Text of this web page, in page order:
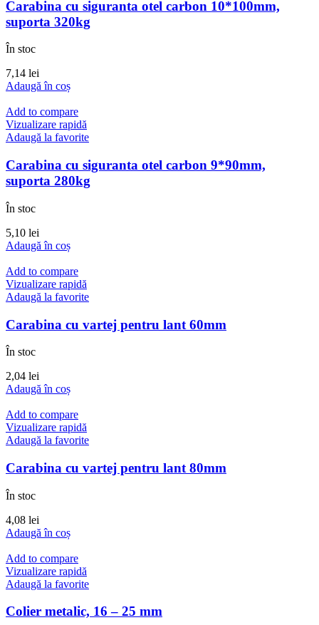
Carabina cu siguranta otel carbon 10*100mm,
suporta 320kg
În stoc
7,14 lei
Adaugă în coș
Add to compare
Vizualizare rapidă
Adaugă la favorite
Carabina cu siguranta otel carbon 9*90mm,
suporta 280kg
În stoc
5,10 lei
Adaugă în coș
Add to compare
Vizualizare rapidă
Adaugă la favorite
Carabina cu vartej pentru lant 60mm
În stoc
2,04 lei
Adaugă în coș
Add to compare
Vizualizare rapidă
Adaugă la favorite
Carabina cu vartej pentru lant 80mm
În stoc
4,08 lei
Adaugă în coș
Add to compare
Vizualizare rapidă
Adaugă la favorite
Colier metalic, 16 – 25 mm